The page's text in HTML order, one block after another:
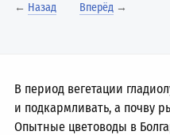
← Назад Вперёд→
В период вегетации
и подкармливать, а почву
Опытные цветоводы в